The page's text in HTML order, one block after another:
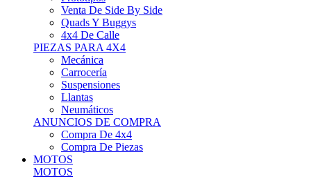
Quads Y Buggys
4x4 De Calle
PIEZAS PARA 4X4
Mecánica
Carrocería
Suspensiones
Llantas
Neumáticos
ANUNCIOS DE COMPRA
Compra De 4x4
Compra De Piezas
MOTOS
MOTOS
Motos De Circuito